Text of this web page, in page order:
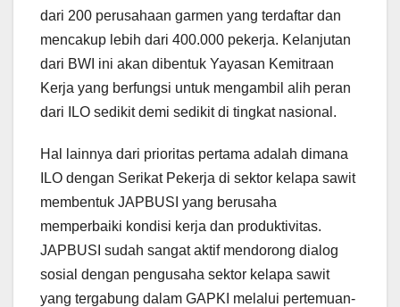
dari 200 perusahaan garmen yang terdaftar dan
mencakup lebih dari 400.000 pekerja. Kelanjutan
dari BWI ini akan dibentuk Yayasan Kemitraan
Kerja yang berfungsi untuk mengambil alih peran
dari ILO sedikit demi sedikit di tingkat nasional.
Hal lainnya dari prioritas pertama adalah dimana
ILO dengan Serikat Pekerja di sektor kelapa sawit
membentuk JAPBUSI yang berusaha
memperbaiki kondisi kerja dan produktivitas.
JAPBUSI sudah sangat aktif mendorong dialog
sosial dengan pengusaha sektor kelapa sawit
yang tergabung dalam GAPKI melalui pertemuan-